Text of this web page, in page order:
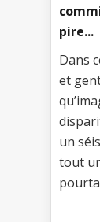
pire...
Dans
et
un
tout